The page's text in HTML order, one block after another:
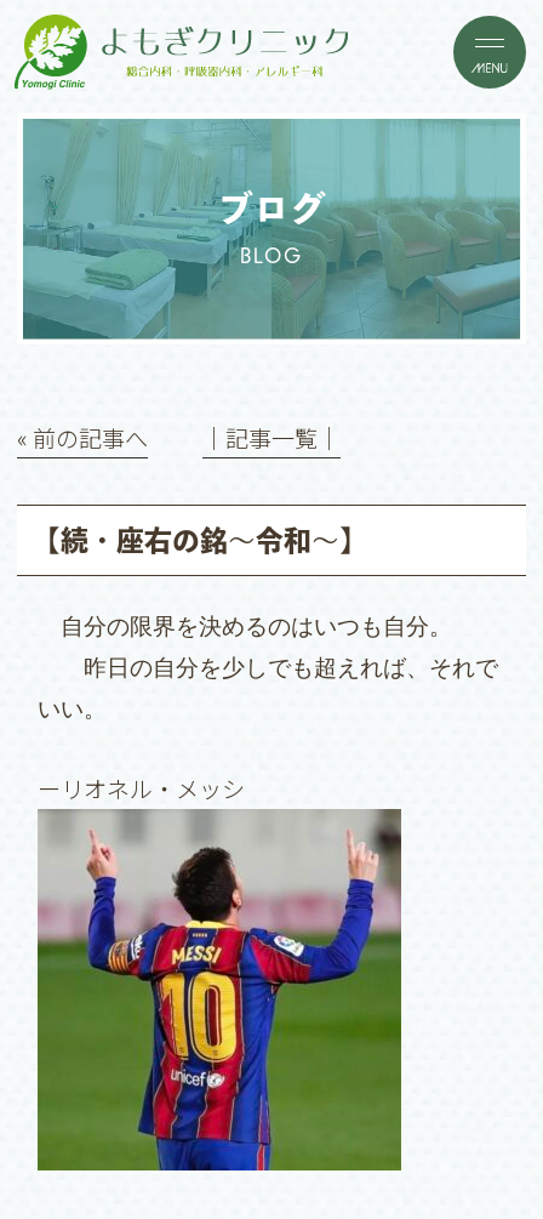
ブログ
BLOG
« 前の記事へ │記事一覧│
【続・座右の銘〜令和〜】
自分の限界を決めるのはいつも自分。
昨日の自分を少しでも超えれば、それで
いい。
ーリオネル・メッシ